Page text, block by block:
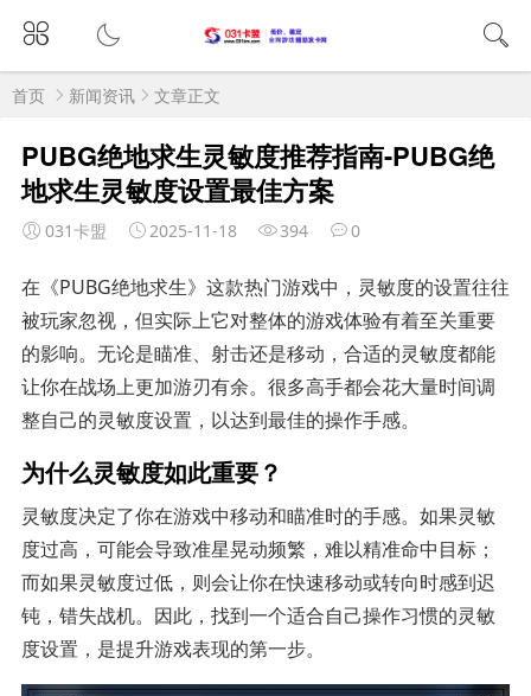
首页 新闻资讯 文章正文
PUBG绝地求生灵敏度推荐指南-PUBG绝
地求生灵敏度设置最佳方案
031卡盟 2025-11-18 394 0
在《PUBG绝地求生》这款热门游戏中，灵敏度的设置往往
被玩家忽视，但实际上它对整体的游戏体验有着至关重要
的影响。无论是瞄准、射击还是移动，合适的灵敏度都能
让你在战场上更加游刃有余。很多高手都会花大量时间调
整自己的灵敏度设置，以达到最佳的操作手感。
为什么灵敏度如此重要？
灵敏度决定了你在游戏中移动和瞄准时的手感。如果灵敏
度过高，可能会导致准星晃动频繁，难以精准命中目标；
而如果灵敏度过低，则会让你在快速移动或转向时感到迟
钝，错失战机。因此，找到一个适合自己操作习惯的灵敏
度设置，是提升游戏表现的第一步。